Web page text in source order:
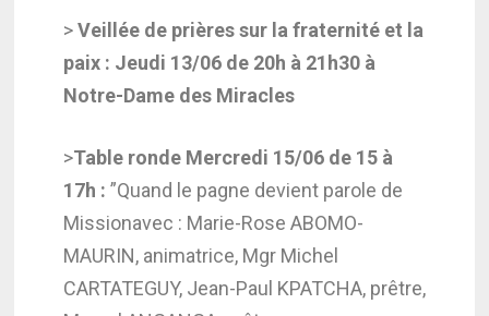
>Veillée de prières sur la fraternité et la
paix : Jeudi 13/06 de 20h à 21h30 à
Notre-Dame des Miracles
>Table ronde Mercredi 15/06 de 15 à
17h : ”Quand le pagne devient parole de
Missionavec : Marie-Rose ABOMO-
MAURIN, animatrice, Mgr Michel
CARTATEGUY, Jean-Paul KPATCHA, prêtre,